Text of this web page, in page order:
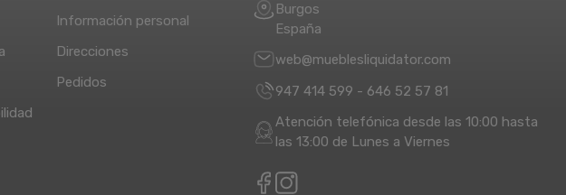
Información personal
Direcciones
Pedidos
Burgos
España
web@mueblesliquidator.com
947 414 599 - 646 52 57 81
Atención telefónica desde las 10:00 hasta
las 13:00 de Lunes a Viernes